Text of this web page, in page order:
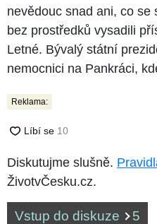
nevědouc snad ani, co se
bez prostředků vysadili
Letné. Bývalý státní
nemocnici na Pankráci,
Reklama:
Diskutujme slušně.
ŽivotvČesku.cz.
Vstup do diskuze 5